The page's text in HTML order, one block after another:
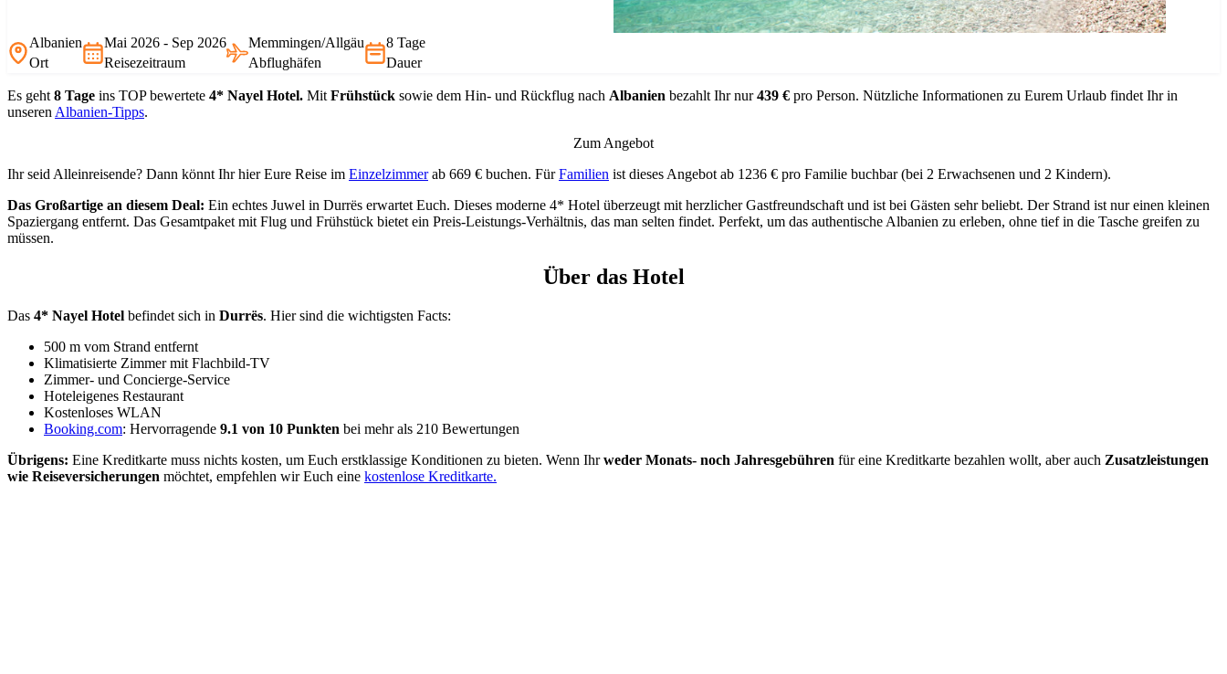
Albanien
Ort
Mai 2026 - Sep 2026
Reisezeitraum
Memmingen/Allgäu
Abflughäfen
8 Tage
Dauer
Es geht 8 Tage ins TOP bewertete 4* Nayel Hotel. Mit Frühstück sowie dem Hin- und Rückflug nach Albanien bezahlt Ihr nur439 € pro Person. Nützliche Informationen zu Eurem Urlaub findet Ihr in
unseren Albanien-Tipps.
Zum Angebot
Ihr seid Alleinreisende? Dann könnt Ihr hier Eure Reise im Einzelzimmerab 669 € buchen. FürFamilien ist dieses Angebot ab 1236 € pro Familie buchbar (bei 2 Erwachsenen und 2 Kindern).
Das Großartige an diesem Deal: Ein echtes Juwel in Durrës erwartet Euch. Dieses moderne 4* Hotel überzeugt mit herzlicher Gastfreundschaft und ist bei Gästen sehr beliebt. Der Strand ist nur einen kleinen
Spaziergang entfernt. Das Gesamtpaket mit Flug und Frühstück bietet ein Preis-Leistungs-Verhältnis, das man selten findet. Perfekt, um das authentische Albanien zu erleben, ohne tief in die Tasche greifen zu
müssen.
Über das Hotel
Das 4* Nayel Hotel befindet sich in Durrës. Hier sind die wichtigsten Facts:
500 m vom Strand entfernt
Klimatisierte Zimmer mit Flachbild-TV
Zimmer- und Concierge-Service
Hoteleigenes Restaurant
Kostenloses WLAN
Booking.com: Hervorragende 9.1 von 10 Punkten bei mehr als 210 Bewertungen
Übrigens: Eine Kreditkarte muss nichts kosten, um Euch erstklassige Konditionen zu bieten. Wenn Ihrweder Monats- noch Jahresgebühren für eine Kreditkarte bezahlen wollt, aber auch Zusatzleistungen
wie Reiseversicherungen möchtet, empfehlen wir Euch eine kostenlose Kreditkarte.